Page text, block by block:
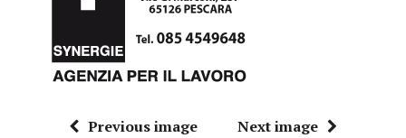
Previous image Next image